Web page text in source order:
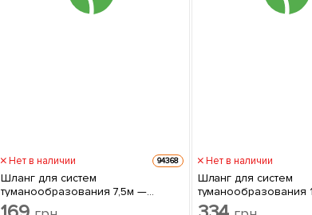
Нет в наличии 94368
Шланг для систем
туманообразования 7,5м —
5х8мм, WHITE LINE, ТМ Bradas WL-
Нет в наличии
Шланг для систем
туманообразования
WHITE LINE, ТМ